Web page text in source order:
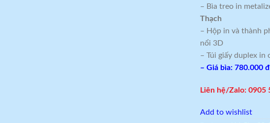
– Bìa treo in
Thạch
– Hộp in và thành
nổi 3D
– Túi giấy duplex in
– Giá bìa: 780.000 đ
Liên hệ/Zalo: 0905
Add to wishlist